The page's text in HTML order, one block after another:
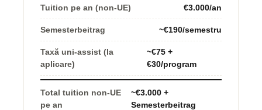
Tuition pe an (non-UE) €3.000/an
Semesterbeitrag ~€190/semestru
Taxă uni-assist (la
aplicare)
~€75 +
€30/program
Total tuition non-UE
pe an
~€3.000 +
Semesterbeitrag